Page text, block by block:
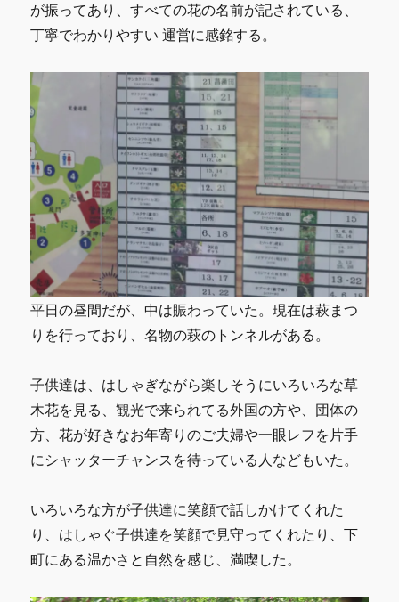
が振ってあり、すべての花の名前が記されている、
丁寧でわかりやすい 運営に感銘する。
平日の昼間だが、中は賑わっていた。現在は萩まつ
りを行っており、名物の萩のトンネルがある。
子供達は、はしゃぎながら楽しそうにいろいろな草
木花を見る、観光で来られてる外国の方や、団体の
方、花が好きなお年寄りのご夫婦や一眼レフを片手
にシャッターチャンスを待っている人などもいた。
いろいろな方が子供達に笑顔で話しかけてくれた
り、はしゃぐ子供達を笑顔で見守ってくれたり、下
町にある温かさと自然を感じ、満喫した。